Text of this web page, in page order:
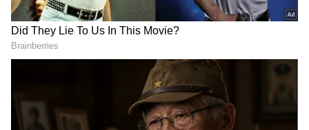
Related Articles
ಬೆಂಗಳೂರು: ದಾರಿಹೋಕನ ಮೊಬೈಲ್ ಕದ್ದವರ ಗಾಡಿ
ಮೇಲೆ ಮೂಟೆ ಹಾಕಿದ ಕಾರ್ಮಿಕ, ತಪ್ಪಿಸಿಕೊಳ್ಳಲು ಓಡಿ
ಸುಸ್ತಾದ ಕಳ್ಳ ಸಾವು!
DOWNLOAD APP